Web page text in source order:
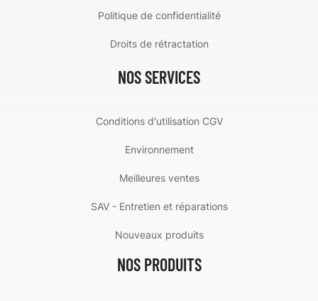
Politique de confidentialité
Droits de rétractation
NOS SERVICES
Conditions d'utilisation CGV
Environnement
Meilleures ventes
SAV - Entretien et réparations
Nouveaux produits
NOS PRODUITS